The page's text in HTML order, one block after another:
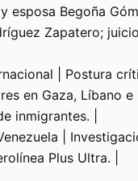
esposa Begoña
Zapatero;
| Postura
en Gaza, Líbano e
inmigrantes. |
|
Plus Ultra. |